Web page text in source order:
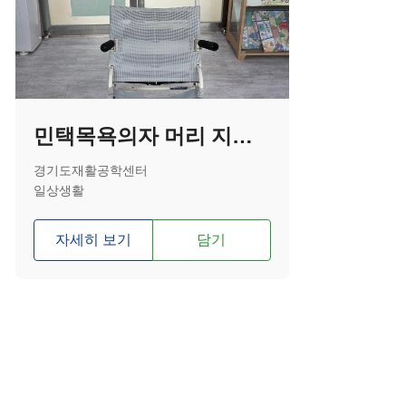
민택목욕의자 머리 지지대
경기도재활공학센터
일상생활
자세히 보기 담기